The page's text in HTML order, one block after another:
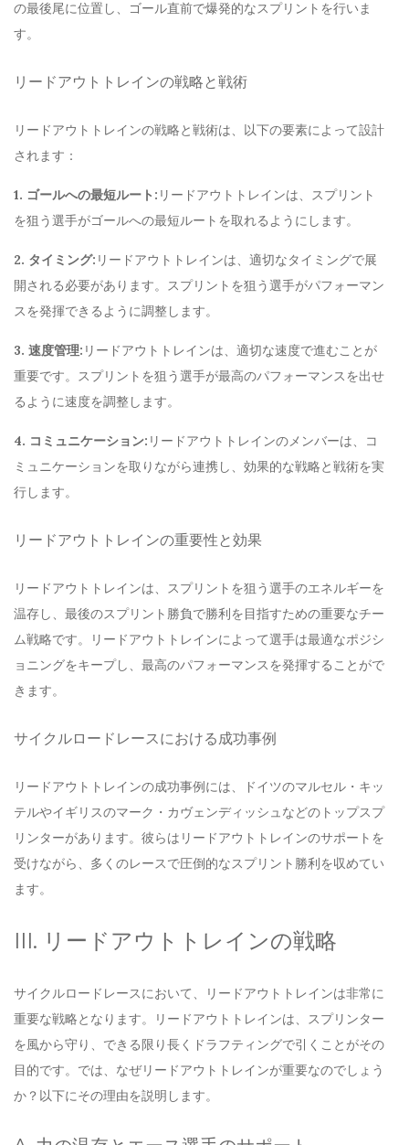
の最後尾に位置し、ゴール直前で爆発的なスプリントを行いま
す。
リードアウトトレインの戦略と戦術
リードアウトトレインの戦略と戦術は、以下の要素によって設計
されます：
1. ゴールへの最短ルート: リードアウトトレインは、スプリント
を狙う選手がゴールへの最短ルートを取れるようにします。
2. タイミング: リードアウトトレインは、適切なタイミングで展
開される必要があります。スプリントを狙う選手がパフォーマン
スを発揮できるように調整します。
3. 速度管理: リードアウトトレインは、適切な速度で進むことが
重要です。スプリントを狙う選手が最高のパフォーマンスを出せ
るように速度を調整します。
4. コミュニケーション: リードアウトトレインのメンバーは、コ
ミュニケーションを取りながら連携し、効果的な戦略と戦術を実
行します。
リードアウトトレインの重要性と効果
リードアウトトレインは、スプリントを狙う選手のエネルギーを
温存し、最後のスプリント勝負で勝利を目指すための重要なチー
ム戦略です。リードアウトトレインによって選手は最適なポジシ
ョニングをキープし、最高のパフォーマンスを発揮することがで
きます。
サイクルロードレースにおける成功事例
リードアウトトレインの成功事例には、ドイツのマルセル・キッ
テルやイギリスのマーク・カヴェンディッシュなどのトップスプ
リンターがあります。彼らはリードアウトトレインのサポートを
受けながら、多くのレースで圧倒的なスプリント勝利を収めてい
ます。
III. リードアウトトレインの戦略
サイクルロードレースにおいて、リードアウトトレインは非常に
重要な戦略となります。リードアウトトレインは、スプリンター
を風から守り、できる限り長くドラフティングで引くことがその
目的です。では、なぜリードアウトトレインが重要なのでしょう
か？以下にその理由を説明します。